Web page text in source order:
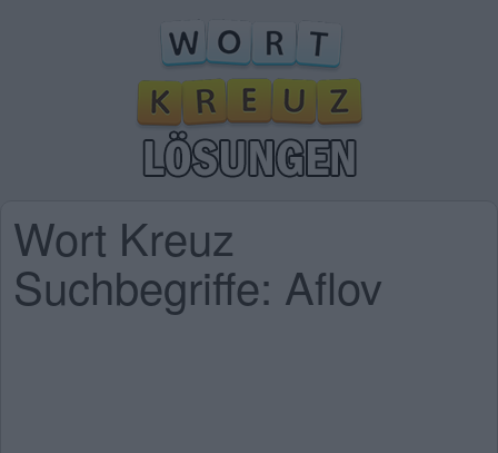
Wort Kreuz
Suchbegriffe: Aflov